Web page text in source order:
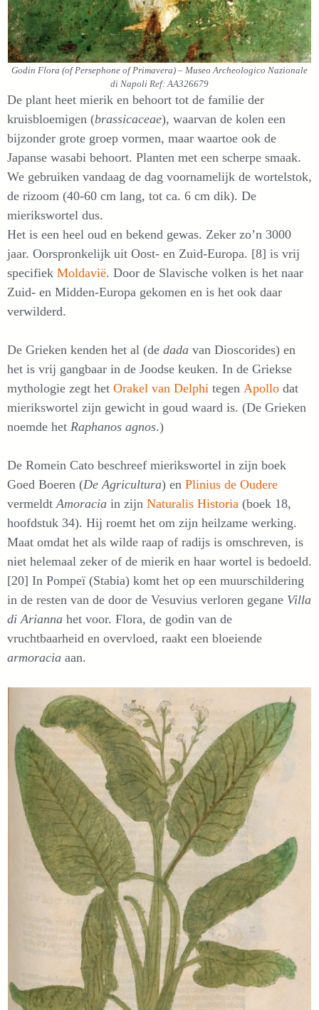
Godin Flora (of Persephone of Primavera) – Museo Archeologico Nazionale
di Napoli Ref: AA326679
De plant heet mierik en behoort tot de familie der
kruisbloemigen (brassicaceae), waarvan de kolen een
bijzonder grote groep vormen, maar waartoe ook de
Japanse wasabi behoort. Planten met een scherpe smaak.
We gebruiken vandaag de dag voornamelijk de wortelstok,
de rizoom (40-60 cm lang, tot ca. 6 cm dik). De
mierikswortel dus.
Het is een heel oud en bekend gewas. Zeker zo’n 3000
jaar. Oorspronkelijk uit Oost- en Zuid-Europa. [8] is vrij
specifiek Moldavië. Door de Slavische volken is het naar
Zuid- en Midden-Europa gekomen en is het ook daar
verwilderd.
De Grieken kenden het al (de dada van Dioscorides) en
het is vrij gangbaar in de Joodse keuken. In de Griekse
mythologie zegt het Orakel van Delphi tegen Apollo dat
mierikswortel zijn gewicht in goud waard is. (De Grieken
noemde het Raphanos agnos.)
De Romein Cato beschreef mierikswortel in zijn boek
Goed Boeren (De Agricultura) en Plinius de Oudere
vermeldt Amoracia in zijn Naturalis Historia (boek 18,
hoofdstuk 34). Hij roemt het om zijn heilzame werking.
Maat omdat het als wilde raap of radijs is omschreven, is
niet helemaal zeker of de mierik en haar wortel is bedoeld.
[20] In Pompeï (Stabia) komt het op een muurschildering
in de resten van de door de Vesuvius verloren gegane Villa
di Arianna het voor. Flora, de godin van de
vruchtbaarheid en overvloed, raakt een bloeiende
armoracia aan.